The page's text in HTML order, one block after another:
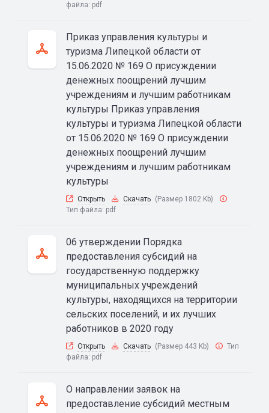
файла: pdf
Приказ управления культуры и
туризма Липецкой области от
15.06.2020 № 169 О присуждении
денежных поощрений лучшим
учреждениям и лучшим работникам
культуры Приказ управления
культуры и туризма Липецкой области
от 15.06.2020 № 169 О присуждении
денежных поощрений лучшим
учреждениям и лучшим работникам
культуры
Открыть Скачать (Размер 1802 Kb)
Тип файла: pdf
06 утверждении Порядка
предоставления субсидий на
государственную поддержку
муниципальных учреждений
культуры, находящихся на территории
сельских поселений, и их лучших
работников в 2020 году
Открыть Скачать (Размер 443 Kb)
Тип
файла: pdf
О направлении заявок на
предоставление субсидий местным